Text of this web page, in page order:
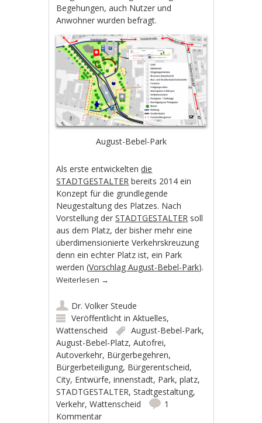
Begehungen, auch Nutzer und
Anwohner wurden befragt.
August-Bebel-Park
Als erste entwickeltendie
STADTGESTALTER bereits 2014 ein
Konzept für die grundlegende
Neugestaltung des Platzes. Nach
Vorstellung derSTADTGESTALTER soll
aus dem Platz, der bisher mehr eine
überdimensionierte Verkehrskreuzung
denn ein echter Platz ist, ein Park
werden (Vorschlag August-Bebel-Park).
Weiterlesen →
Dr. Volker Steude
Veröffentlicht inAktuelles,
Wattenscheid
August-Bebel-Park,
August-Bebel-Platz,Autofrei,
Autoverkehr, Bürgerbegehren,
Bürgerbeteiligung, Bürgerentscheid,
City, Entwürfe,innenstadt, Park,platz,
STADTGESTALTER,Stadtgestaltung,
Verkehr,Wattenscheid
1
Kommentar